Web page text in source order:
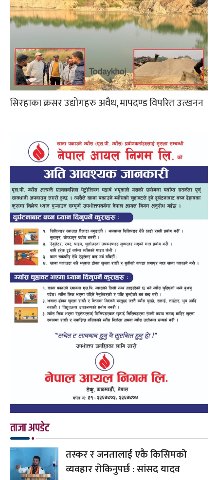
सिरहाका क्रसर उद्योगहरु अवैध, मापदण्ड विपरित उत्खनन
ताजा अपडेट
तस्कर र जनतालाई एकै किसिमको
व्यवहार रोकिनुपर्छ : सांसद यादव